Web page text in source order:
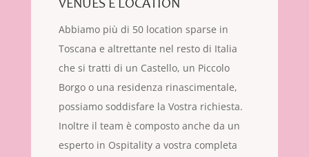
VENUES E LOCATION
Abbiamo più di 50 location sparse in
Toscana e altrettante nel resto di Italia
che si tratti di un Castello, un Piccolo
Borgo o una residenza rinascimentale,
possiamo soddisfare la Vostra richiesta.
Inoltre il team è composto anche da un
esperto in Ospitality a vostra completa